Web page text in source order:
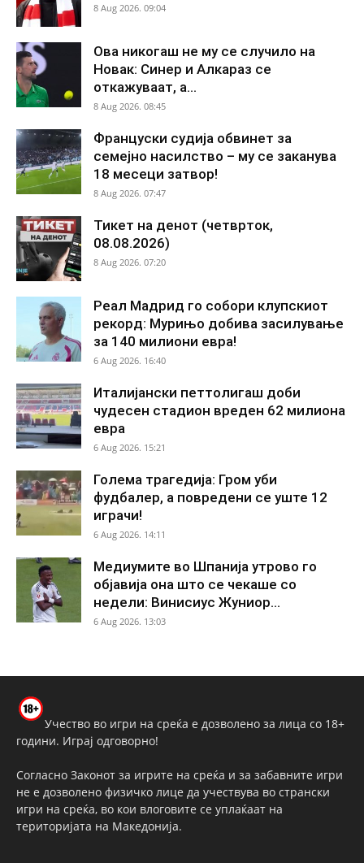
8 Aug 2026. 09:04
Ова никогаш не му се случило на
Новак: Синер и Алкараз се
откажуваат, а...
8 Aug 2026. 08:45
Француски судија обвинет за
семејно насилство – му се заканува
18 месеци затвор!
8 Aug 2026. 07:47
Тикет на денот (четврток,
08.08.2026)
8 Aug 2026. 07:20
Реал Мадрид го собори клупскиот
рекорд: Мурињо добива засилување
за 140 милиони евра!
6 Aug 2026. 16:40
Италијански петтолигаш доби
чудесен стадион вреден 62 милиона
евра
6 Aug 2026. 15:21
Голема трагедија: Гром уби
фудбалер, а повредени се уште 12
играчи!
6 Aug 2026. 14:11
Медиумите во Шпанија утрово го
објавија она што се чекаше со
недели: Винисиус Жуниор...
6 Aug 2026. 13:03
Учество во игри на среќа е дозволено за лица со 18+
години. Играј одговорно!
Согласно Законот за игрите на среќа и за забавните игри
не е дозволено физичко лице да учествува во странски
игри на среќа, во кои влоговите се уплаќаат на
територијата на Македонија.